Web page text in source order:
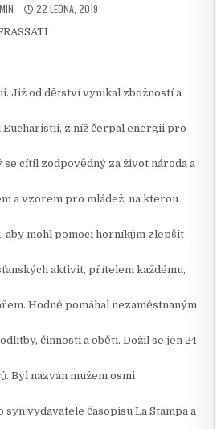
PUBLISHED DATE:
22 LEDNA, 2019
Již od dětství vynikal zbožností a
Eucharistii, z níž čerpal energii pro
cítil zodpovědný za život národa a
a vzorem pro mládež, na kterou
aby mohl pomoci horníkům zlepšit
aktivit, přítelem každému,
Hodně pomáhal nezaměstnaným
činnosti a oběti. Dožil se jen 24
Byl nazván mužem osmi
syn vydavatele časopisu La Stampa a